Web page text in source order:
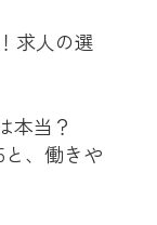
求人の選
本当？
、働きや